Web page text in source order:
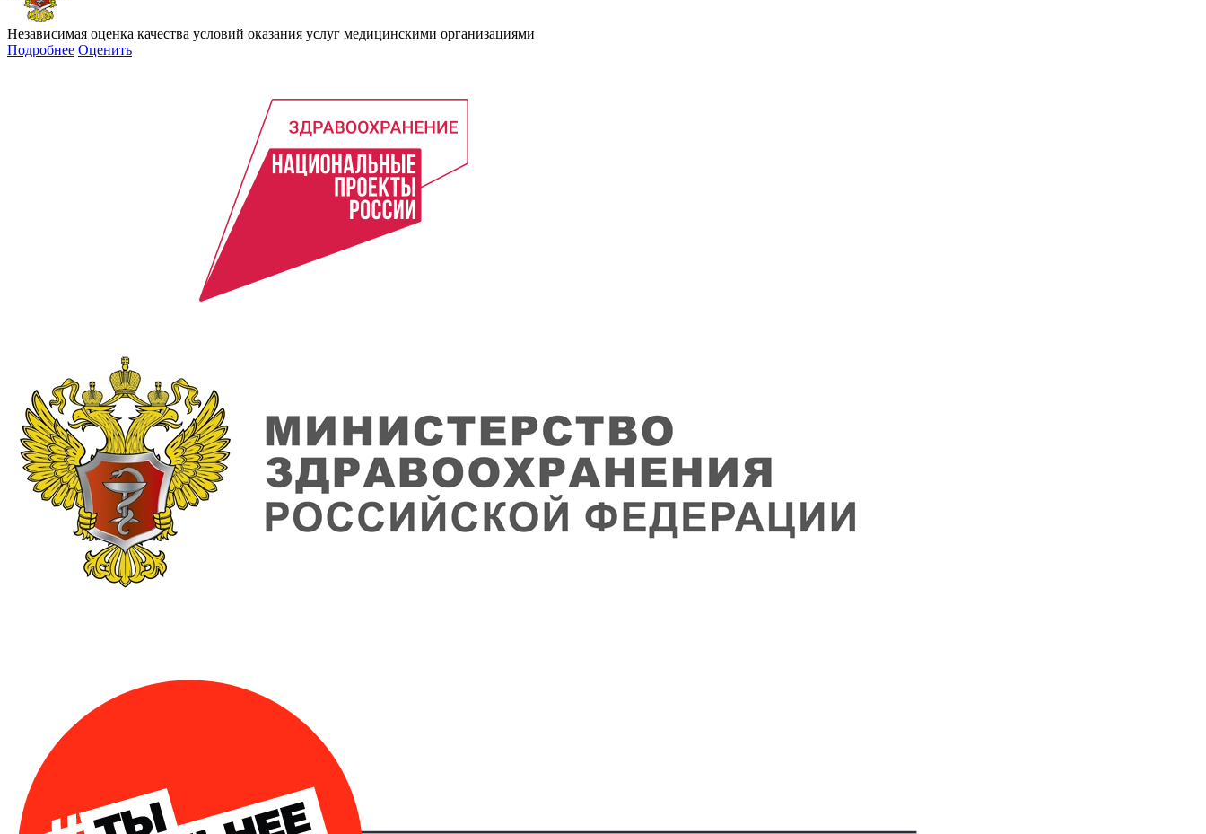
Независимая оценка качества условий оказания услуг медицинскими организациями
Подробнее Оценить